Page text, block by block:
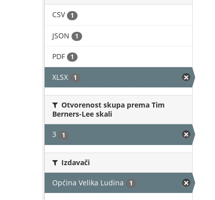
CSV 1
JSON 1
PDF 1
XLSX 1
Otvorenost skupa prema Tim
Berners-Lee skali
3 1
Izdavači
Općina Velika Ludina 1